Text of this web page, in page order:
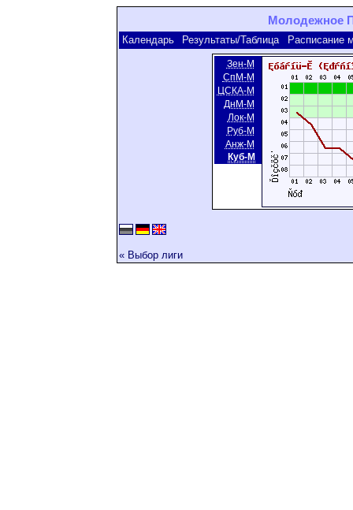
Молодежное
Календарь Результаты/Таблица Расписание
Зен-М
СпМ-М
ЦСКA-M
ДнМ-М
Лок-М
Руб-М
Анж-М
Куб-М
« Выбор лиги